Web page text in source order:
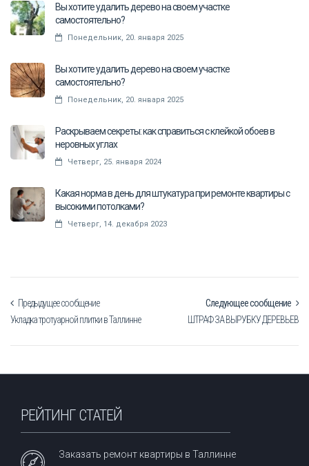
Вы хотите удалить дерево на своем участке
самостоятельно?
Понедельник, 20. января 2025
Вы хотите удалить дерево на своем участке
самостоятельно?
Понедельник, 20. января 2025
Раскрываем секреты: как справиться с клейкой обоев в
неровных углах
Четверг, 25. января 2024
Какая норма в день для штукатура при ремонте квартиры с
высокими потолками?
Четверг, 14. декабря 2023
Предыдущее сообщение
Укладка тротуарной плитки в Таллинне
Следующее сообщение
ШТРАФ ЗА ВЫРУБКУ ДЕРЕВЬЕВ
РЕЙТИНГ СТАТЕЙ
Заказать ремонт квартиры в Таллинне